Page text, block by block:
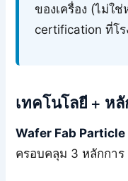
ของเครื่อง (ไม่ใ
certification ที่โร
เทคโนโลยี + ห
Wafer Fab
ครอบคลุม 3 หลักกา